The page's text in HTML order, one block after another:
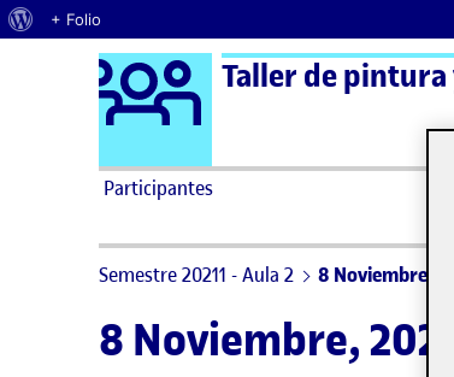
Acerca de WordPress
+ Folio
Saltar al contenido Logo Ágora
Taller de pintura
Participantes
Semestre 20211 - Aula 2 8 Noviembre,
8 Noviembre, 2021